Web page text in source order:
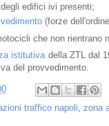
edifici ivi presenti;
(forze
cli che non rientrano
istitutivadella ZTL dal
del provvedimento.
traffico napoli, zona